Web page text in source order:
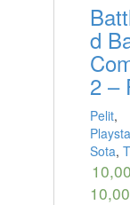
d
2 –
Pelit,
Sota,
10,00
10,00